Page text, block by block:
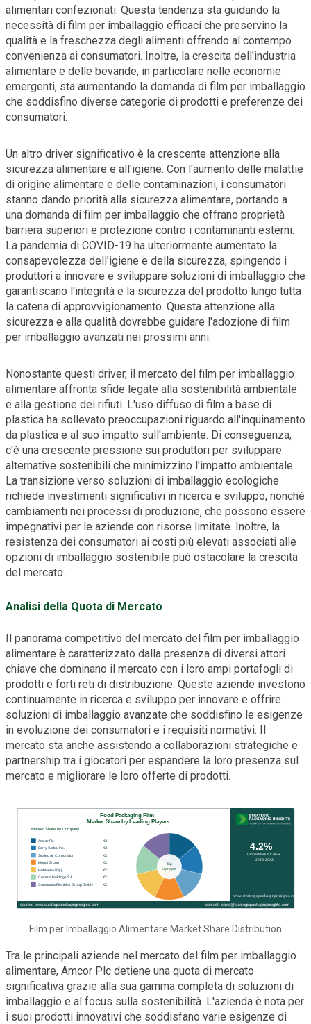
alimentari confezionati. Questa tendenza sta guidando la
necessità di film per imballaggio efficaci che preservino la
qualità e la freschezza degli alimenti offrendo al contempo
convenienza ai consumatori. Inoltre, la crescita dell'industria
alimentare e delle bevande, in particolare nelle economie
emergenti, sta aumentando la domanda di film per imballaggio
che soddisfino diverse categorie di prodotti e preferenze dei
consumatori.
Un altro driver significativo è la crescente attenzione alla
sicurezza alimentare e all'igiene. Con l'aumento delle malattie
di origine alimentare e delle contaminazioni, i consumatori
stanno dando priorità alla sicurezza alimentare, portando a
una domanda di film per imballaggio che offrano proprietà
barriera superiori e protezione contro i contaminanti esterni.
La pandemia di COVID-19 ha ulteriormente aumentato la
consapevolezza dell'igiene e della sicurezza, spingendo i
produttori a innovare e sviluppare soluzioni di imballaggio che
garantiscano l'integrità e la sicurezza del prodotto lungo tutta
la catena di approvvigionamento. Questa attenzione alla
sicurezza e alla qualità dovrebbe guidare l'adozione di film
per imballaggio avanzati nei prossimi anni.
Nonostante questi driver, il mercato del film per imballaggio
alimentare affronta sfide legate alla sostenibilità ambientale
e alla gestione dei rifiuti. L'uso diffuso di film a base di
plastica ha sollevato preoccupazioni riguardo all'inquinamento
da plastica e al suo impatto sull'ambiente. Di conseguenza,
c'è una crescente pressione sui produttori per sviluppare
alternative sostenibili che minimizzino l'impatto ambientale.
La transizione verso soluzioni di imballaggio ecologiche
richiede investimenti significativi in ricerca e sviluppo, nonché
cambiamenti nei processi di produzione, che possono essere
impegnativi per le aziende con risorse limitate. Inoltre, la
resistenza dei consumatori ai costi più elevati associati alle
opzioni di imballaggio sostenibile può ostacolare la crescita
del mercato.
Analisi della Quota di Mercato
Il panorama competitivo del mercato del film per imballaggio
alimentare è caratterizzato dalla presenza di diversi attori
chiave che dominano il mercato con i loro ampi portafogli di
prodotti e forti reti di distribuzione. Queste aziende investono
continuamente in ricerca e sviluppo per innovare e offrire
soluzioni di imballaggio avanzate che soddisfino le esigenze
in evoluzione dei consumatori e i requisiti normativi. Il
mercato sta anche assistendo a collaborazioni strategiche e
partnership tra i giocatori per espandere la loro presenza sul
mercato e migliorare le loro offerte di prodotti.
Film per Imballaggio Alimentare Market Share Distribution
Tra le principali aziende nel mercato del film per imballaggio
alimentare, Amcor Plc detiene una quota di mercato
significativa grazie alla sua gamma completa di soluzioni di
imballaggio e al focus sulla sostenibilità. L'azienda è nota per
i suoi prodotti innovativi che soddisfano varie esigenze di